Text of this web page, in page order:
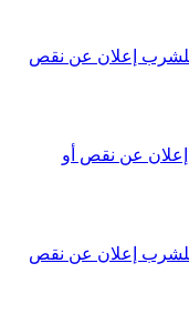
للشرب إعلان عن نقص
عن نقص أو
للشرب إعلان عن نقص